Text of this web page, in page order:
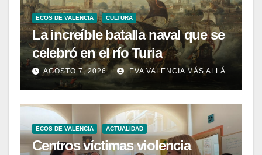
ECOS DE VALENCIA CULTURA
La increíble batalla naval que se
celebró en el río Turia
AGOSTO 7, 2026 EVA VALENCIA MÁS ALLÁ
ECOS DE VALENCIA ACTUALIDAD
Centros víctimas violencia